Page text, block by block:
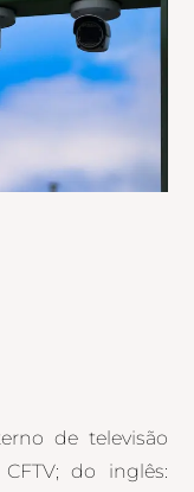
de televisão
do inglês: